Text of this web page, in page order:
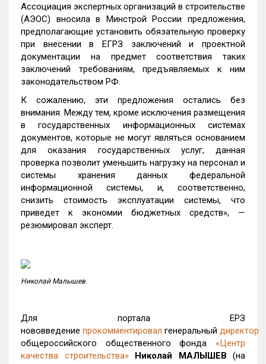
Ассоциация экспертных организаций в строительстве
(АЭОС) вносила в Минстрой России предложения,
предполагающие установить обязательную проверку
при внесении в ЕГРЗ заключений и проектной
документации на предмет соответствия таких
заключений требованиям, предъявляемых к ним
законодательством РФ.
К сожалению, эти предложения остались без
внимания. Между тем, кроме исключения размещения
в государственных информационных системах
документов, которые не могут являться основанием
для оказания государственных услуг, данная
проверка позволит уменьшить нагрузку на персонал и
системы хранения данных федеральной
информационной системы, и, соответственно,
снизить стоимость эксплуатации системы, что
приведет к экономии бюджетных средств», —
резюмировал эксперт.
Николай Малышев
Для портала ЕРЗ
нововведение прокомментировал генеральный директор
общероссийского общественного фонда
«Центр
качества строительства»Николай МАЛЫШЕВ (на